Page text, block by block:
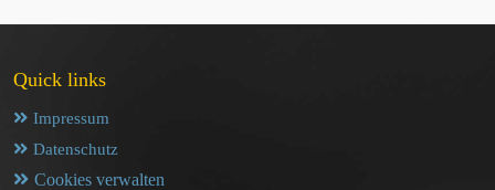
Quick links
Impressum
Datenschutz
Cookies verwalten